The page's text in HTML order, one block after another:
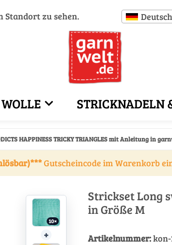
Standort zu sehen.
WOLLE STRICKNADELN
HAPPINESS TRICKY TRIANGLES mit Anleitung in
Gutscheincode im Warenkorb
10×
+
Strickset Long
in Größe M
Artikelnummer:kon-